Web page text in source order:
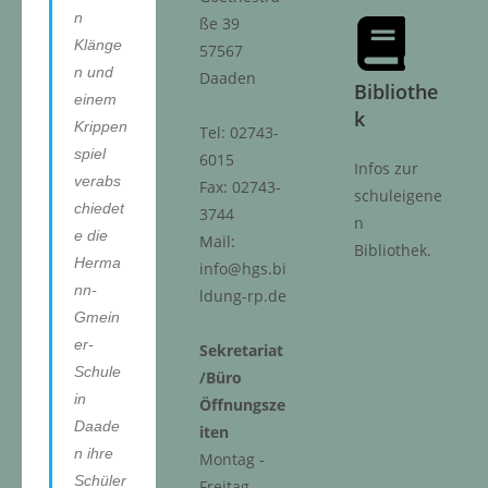
ße 39
57567
Daaden
Tel: 02743-
6015
Fax: 02743-
3744
Mail:
info@hgs.bi
ldung-rp.de
Sekretariat
/Büro
Öffnungsze
iten
Montag -
n
Klänge
n und
einem
Krippen
spiel
verabs
chiedet
e die
Herma
nn-
Gmein
er-
Schule
in
Daade
n ihre
Schüler
Bibliothe
k
Infos zur
schuleigene
n
Bibliothek.